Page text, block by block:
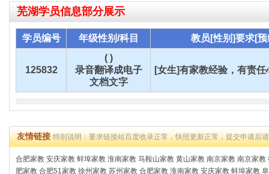
芜湖学员信息部分展示
学员编号 年级性别/科目 教员[性别]要求[
125832
( )
录音翻译成电子
文档文字
[女生]有家教经验，有责任
友情链接特别说明：要求链接站百度收录正常，快照更新正常，提交申请后
合肥家教 安庆家教 蚌埠家教 淮南家教 马鞍山家教 黄山家教 南京家教 南京家教
肥家教 合肥51家教 徐州家教 苏州家教 合肥家教 淮南家教 安庆家教 蚌埠家教